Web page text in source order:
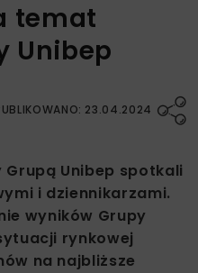
temat
Unibep
23.04.2024
Unibep spotkali
i dziennikarzami.
wyników Grupy
rynkowej
na najbliższe